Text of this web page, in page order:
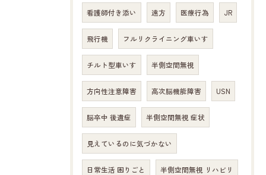
看護師付き添い 遠方 医療行為 JR
飛行機 フルリクライニング車いす
チルト型車いす 半側空間無視
方向性注意障害 高次脳機能障害 USN
脳卒中 後遺症 半側空間無視 症状
見えているのに気づかない
日常生活 困りごと 半側空間無視 リハビリ